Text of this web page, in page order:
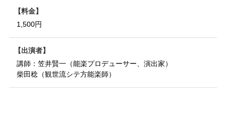
料金
1,500円
出演者
講師：笠井賢一（能楽プロデューサー、演出家）
柴田稔（観世流シテ方能楽師）